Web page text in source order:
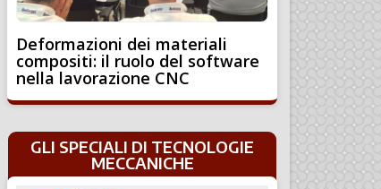
Deformazioni dei materiali
compositi: il ruolo del software
nella lavorazione CNC
GLI SPECIALI DI TECNOLOGIE
MECCANICHE